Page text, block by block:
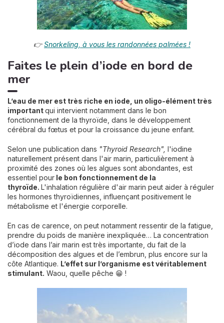
👉Snorkeling, à vous les randonnées palmées !
Faites le plein d’iode en bord de
mer
L’eau de mer est très riche en iode, un oligo-élément très
importantqui intervient notamment dans le bon
fonctionnement de la thyroïde, dans le développement
cérébral du fœtus et pour la croissance du jeune enfant.
Selon une publication dans "Thyroid Research", l'iodine
naturellement présent dans l'air marin, particulièrement à
proximité des zones où les algues sont abondantes, est
essentiel pour le bon fonctionnement de la
thyroïde. L'inhalation régulière d'air marin peut aider à réguler
les hormones thyroïdiennes, influençant positivement le
métabolisme et l'énergie corporelle.
En cas de carence, on peut notamment ressentir de la fatigue,
prendre du poids de manière inexpliquée… La concentration
d’iode dans l’air marin est très importante, du fait de la
décomposition des algues et de l’embrun, plus encore sur la
côte Atlantique. L’effet sur l’organisme est véritablement
stimulant. Waou, quelle pêche 😁 !